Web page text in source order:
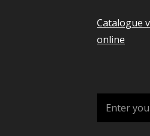
Catalogue
online